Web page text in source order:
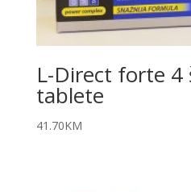
L-Direct forte 4
tablete
41.70KM